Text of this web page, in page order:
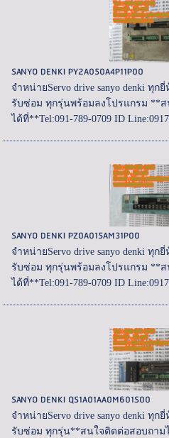
SANYO DENKI PY2A050A4P11P00
จำหน่ายServo drive sanyo denki ทุ
รับซ่อม ทุกรุ่นพร้อมลงโปรแกรม **
ได้ที่**Tel:091-789-0709 ID
SANYO DENKI PZ0A015AM31P00
จำหน่ายServo drive sanyo denki ทุ
รับซ่อม ทุกรุ่นพร้อมลงโปรแกรม **
ได้ที่**Tel:091-789-0709 ID
SANYO DENKI QS1A01AA0M601S00
จำหน่ายServo drive sanyo denki ทุ
รับซ่อม ทุกรุ่น**สนใจติดต่อสอบถามไ